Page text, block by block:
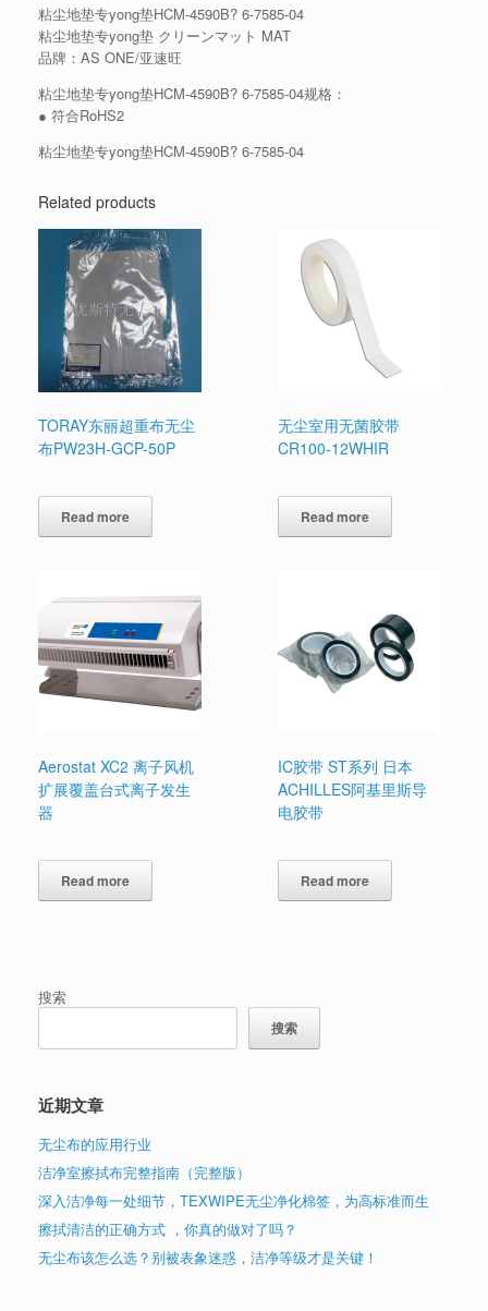
粘尘地垫专yong垫HCM-4590B? 6-7585-04
粘尘地垫专yong垫 クリーンマット MAT
品牌：AS ONE/亚速旺
粘尘地垫专yong垫HCM-4590B? 6-7585-04规格：
● 符合RoHS2
粘尘地垫专yong垫HCM-4590B? 6-7585-04
Related products
TORAY东丽超重布无尘
布PW23H-GCP-50P
Read more
无尘室用无菌胶带
CR100-12WHIR
Read more
Aerostat XC2 离子风机
扩展覆盖台式离子发生
器
Read more
IC胶带 ST系列 日本
ACHILLES阿基里斯导
电胶带
Read more
搜索
搜索
近期文章
无尘布的应用行业
洁净室擦拭布完整指南（完整版）
深入洁净每一处细节，TEXWIPE无尘净化棉签，为高标准而生
擦拭清洁的正确方式 ，你真的做对了吗？
无尘布该怎么选？别被表象迷惑，洁净等级才是关键！